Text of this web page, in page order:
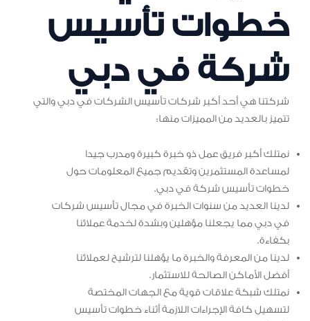
خطوات تأسيس
شركة في دبي
شركتنا هي أحد أكبر شركات تأسيس الشركات في دبي والتي
تتميز بالعديد من المميزات منها:
نمتلك أكبر فريق عمل ذو خبرة كبيرة ومدرب جيدا
لمساعدة المستثمرين وتقديم جميع المعلومات حول
خطوات تأسيس شركة في دبي.
لدينا العديد من سنوات الخبرة في مجال تأسيس شركات
في دبي مما يجعلنا مؤهلين وبشدة لخدمة عملائنا
بكفاءة.
لدينا من المعرفة والخبرة ما يؤهلنا لترشيح لعملائنا
أفضل الأماكن الصالحة للاستثمار.
نمتلك شبكة علاقات قوية مع الجهات المختصة
لتسهيل كافة الإجراءات اللازمة أثناء خطوات تأسيس